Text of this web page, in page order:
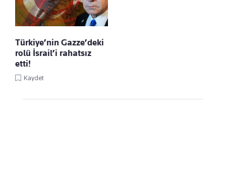
Türkiye’nin Gazze’deki
rolü İsrail’i rahatsız
etti!
Kaydet